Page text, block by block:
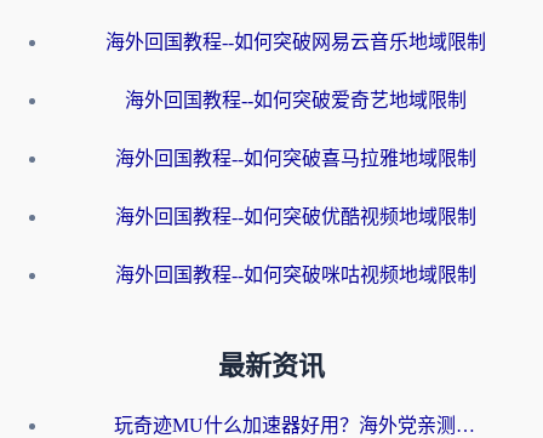
海外回国教程--如何突破网易云音乐地域限制
海外回国教程--如何突破爱奇艺地域限制
海外回国教程--如何突破喜马拉雅地域限制
海外回国教程--如何突破优酷视频地域限制
海外回国教程--如何突破咪咕视频地域限制
最新资讯
玩奇迹MU什么加速器好用？海外党亲测：这款加速器让你告别延迟卡顿！